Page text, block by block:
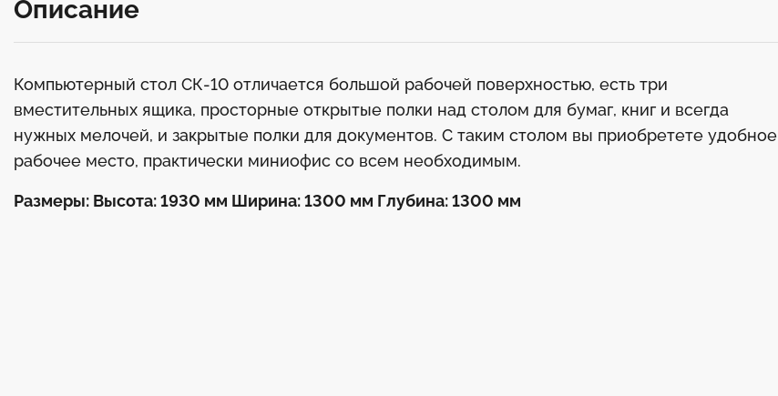
Описание
Компьютерный стол СК-10 отличается большой рабочей поверхностью, есть три
вместительных ящика, просторные открытые полки над столом для бумаг, книг и всегда
нужных мелочей, и закрытые полки для документов. С таким столом вы приобретете удобное
рабочее место, практически миниофис со всем необходимым.
Размеры: Высота: 1930 мм Ширина: 1300 мм Глубина: 1300 мм